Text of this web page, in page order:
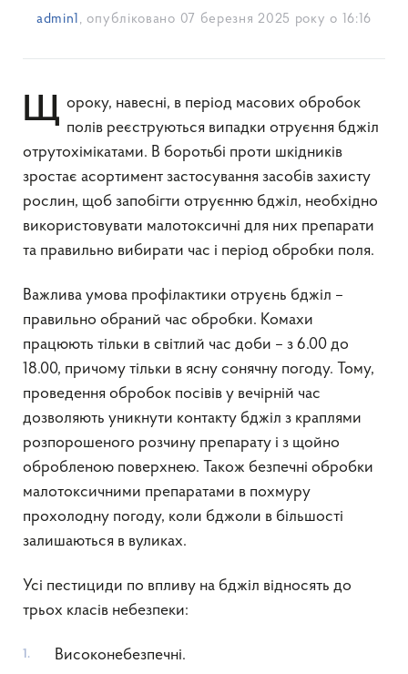
admin1 , опубліковано 07 березня 2025 року о 16:16
Щороку, навесні, в період масових обробок полів реєструються випадки отруєння бджіл
отрутохімікатами. В боротьбі проти шкідників
зростає асортимент застосування засобів захисту
рослин, щоб запобігти отруєнню бджіл, необхідно
використовувати малотоксичні для них препарати
та правильно вибирати час і період обробки поля.
Важлива умова профілактики отруєнь бджіл –
правильно обраний час обробки. Комахи
працюють тільки в світлий час доби – з 6.00 до
18.00, причому тільки в ясну сонячну погоду. Тому,
проведення обробок посівів у вечірній час
дозволяють уникнути контакту бджіл з краплями
розпорошеного розчину препарату і з щойно
обробленою поверхнею. Також безпечні обробки
малотоксичними препаратами в похмуру
прохолодну погоду, коли бджоли в більшості
залишаються в вуликах.
Усі пестициди по впливу на бджіл відносять до
трьох класів небезпеки:
Високонебезпечні.